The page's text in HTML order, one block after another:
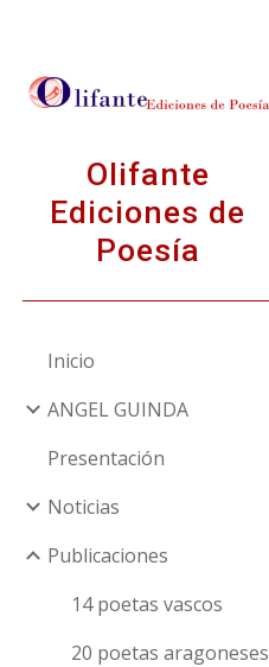
Olifante
Ediciones de
Poesía
Inicio
ANGEL GUINDA
Presentación
Noticias
Publicaciones
14 poetas vascos
20 poetas aragoneses